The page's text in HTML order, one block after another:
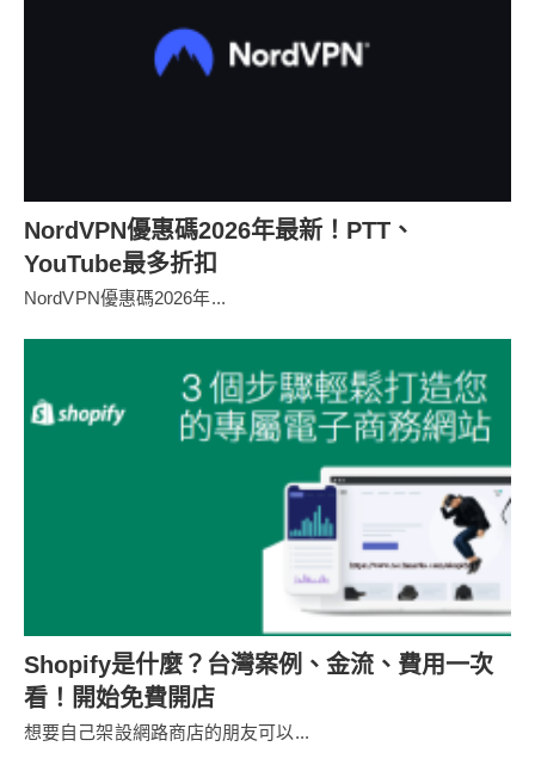
NordVPN優惠碼2026年最新！PTT、
YouTube最多折扣
NordVPN優惠碼2026年...
Shopify是什麼？台灣案例、金流、費用一次
看！開始免費開店
想要自己架設網路商店的朋友可以...